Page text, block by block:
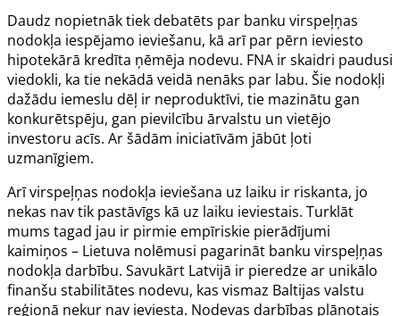
Daudz nopietnāk tiek debatēts par banku virspeļņas
nodokļa iespējamo ieviešanu, kā arī par pērn ieviesto
hipotekārā kredīta ņēmēja nodevu. FNA ir skaidri paudusi
viedokli, ka tie nekādā veidā nenāks par labu. Šie nodokļi
dažādu iemeslu dēļ ir neproduktīvi, tie mazinātu gan
konkurētspēju, gan pievilcību ārvalstu un vietējo
investoru acīs. Ar šādām iniciatīvām jābūt ļoti
uzmanīgiem.
Arī virspeļņas nodokļa ieviešana uz laiku ir riskanta, jo
nekas nav tik pastāvīgs kā uz laiku ieviestais. Turklāt
mums tagad jau ir pirmie empīriskie pierādījumi
kaimiņos – Lietuva nolēmusi pagarināt banku virspeļņas
nodokļa darbību. Savukārt Latvijā ir pieredze ar unikālo
finanšu stabilitātes nodevu, kas vismaz Baltijas valstu
reģionā nekur nav ieviesta. Nodevas darbības plānotais